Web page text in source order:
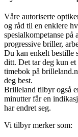
Våre autoriserte
og råd til en enklere
spesialkompetanse
progressive briller,
Du kan enkelt bestille
ditt. Det tar deg kun
timebok på
deg best.
Brilleland tilbyr også
minutter får en
har endret seg.
Vi tilbyr merker som: